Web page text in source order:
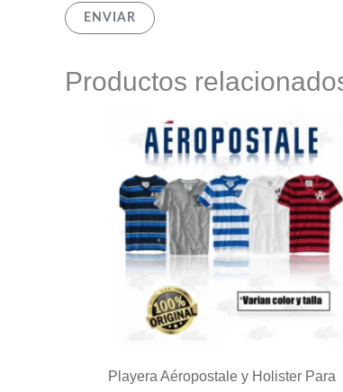
Productos
Playera Aéropostale y Holister Para